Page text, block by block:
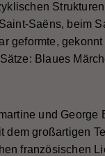
Saëns, beim
geformte,
Blaues
und George
dem großartigen
französischen